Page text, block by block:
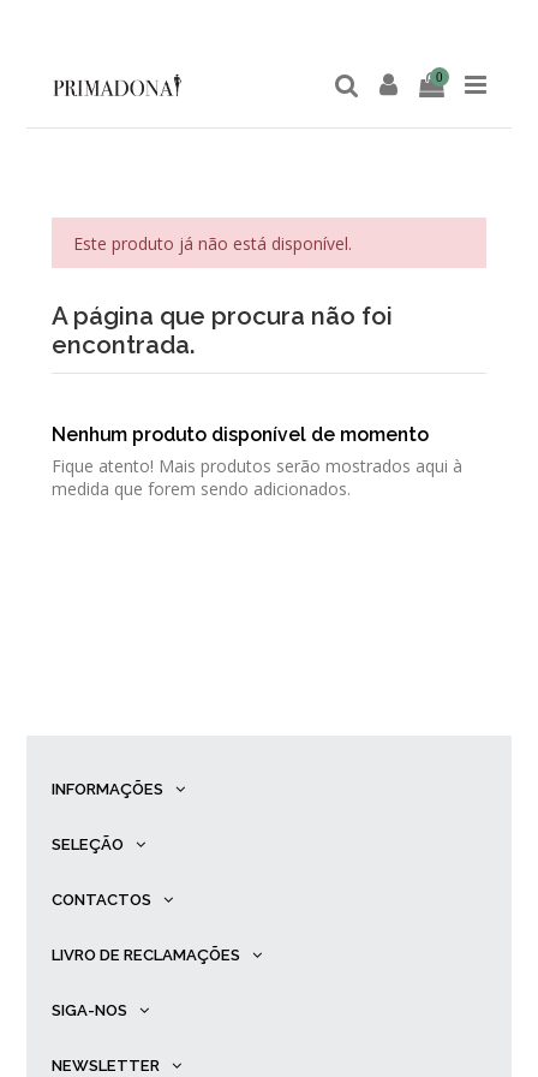
0
Este produto já não está disponível.
A página que procura não foi
encontrada.
Nenhum produto disponível de momento
Fique atento! Mais produtos serão mostrados aqui à
medida que forem sendo adicionados.
INFORMAÇÕES
SELEÇÃO
CONTACTOS
LIVRO DE RECLAMAÇÕES
SIGA-NOS
NEWSLETTER